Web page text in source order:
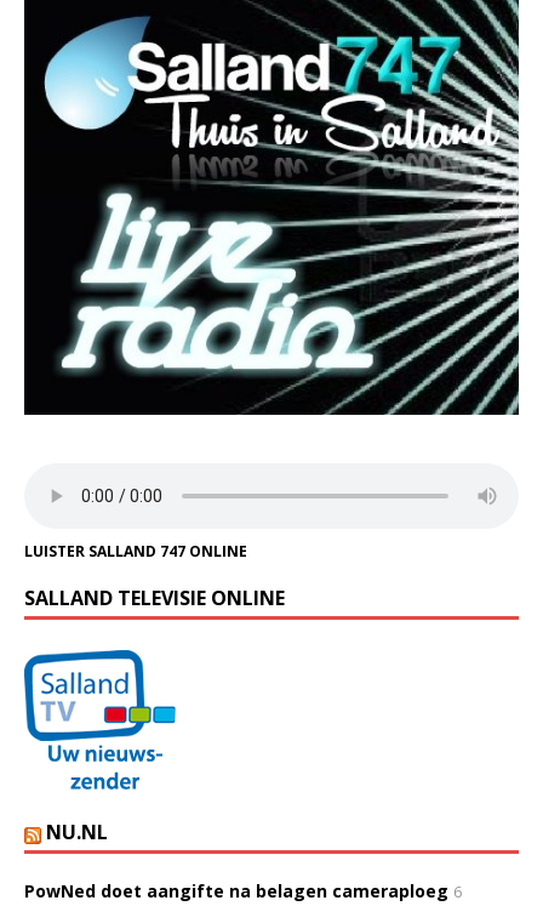
LUISTER SALLAND 747 ONLINE
SALLAND TELEVISIE ONLINE
NU.NL
PowNed doet aangifte na belagen cameraploeg 6